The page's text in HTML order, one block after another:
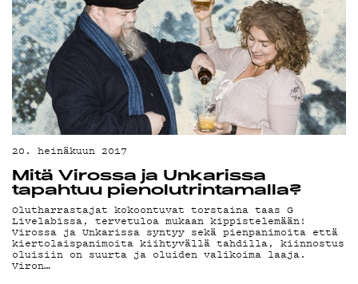
KIRJAUDU SISÄÄN
20. heinäkuun 2017
Mitä Virossa ja Unkarissa
tapahtuu pienolutrintamalla?
Olutharrastajat kokoontuvat torstaina taas G
Livelabissa, tervetuloa mukaan kippistelemään!
Virossa ja Unkarissa syntyy sekä pienpanimoita että
kiertolaispanimoita kiihtyvällä tahdilla, kiinnostus
oluisiin on suurta ja oluiden valikoima laaja.
Viron…